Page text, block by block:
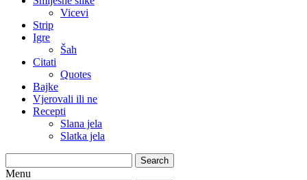
Vicevi
Strip
Igre
Šah
Citati
Quotes
Bajke
Vjerovali ili ne
Recepti
Slana jela
Slatka jela
Search
Menu